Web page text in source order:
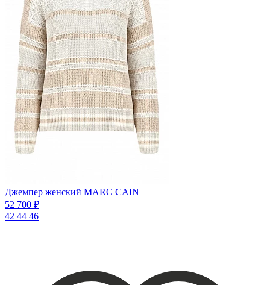
Джемпер женский MARC CAIN
52 700 ₽
42 44 46